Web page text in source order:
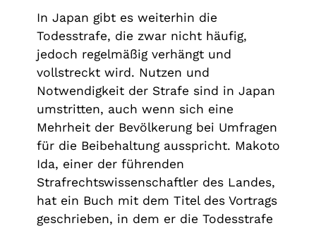
In Japan gibt es weiterhin die
Todesstrafe, die zwar nicht häufig,
jedoch regelmäßig verhängt und
vollstreckt wird. Nutzen und
Notwendigkeit der Strafe sind in Japan
umstritten, auch wenn sich eine
Mehrheit der Bevölkerung bei Umfragen
für die Beibehaltung ausspricht. Makoto
Ida, einer der führenden
Strafrechtswissenschaftler des Landes,
hat ein Buch mit dem Titel des Vortrags
geschrieben, in dem er die Todesstrafe